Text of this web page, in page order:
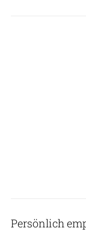
Persönlich